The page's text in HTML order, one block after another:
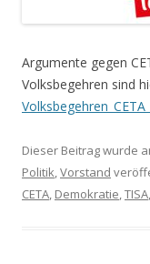
Argumente gegen
Volksbegehren sind
Dieser Beitrag wurde
Politik,Vorstand
CETA, Demokratie,TISA,